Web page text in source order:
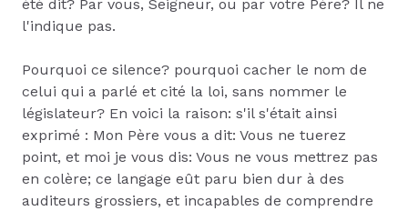
été dit? Par vous, Seigneur, ou par votre Père? Il ne
l'indique pas.
Pourquoi ce silence? pourquoi cacher le nom de
celui qui a parlé et cité la loi, sans nommer le
législateur? En voici la raison: s'il s'était ainsi
exprimé : Mon Père vous a dit: Vous ne tuerez
point, et moi je vous dis: Vous ne vous mettrez pas
en colère; ce langage eût paru bien dur à des
auditeurs grossiers, et incapables de comprendre